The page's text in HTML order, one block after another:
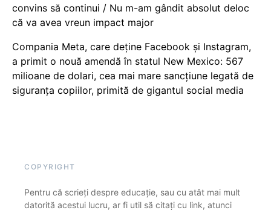
convins să continui / Nu m-am gândit absolut deloc
că va avea vreun impact major
Compania Meta, care deține Facebook și Instagram,
a primit o nouă amendă în statul New Mexico: 567
milioane de dolari, cea mai mare sancțiune legată de
siguranța copiilor, primită de gigantul social media
COPYRIGHT
Pentru că scrieți despre educație, sau cu atât mai mult
datorită acestui lucru, ar fi util să citați cu link, atunci